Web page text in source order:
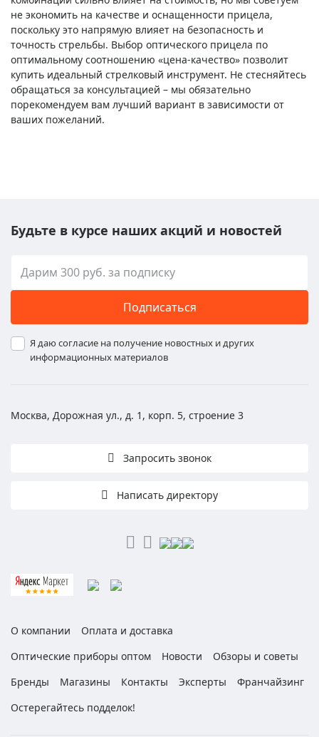
не экономить на качестве и оснащенности прицела,
поскольку это напрямую влияет на безопасность и
точность стрельбы. Выбор оптического прицела по
оптимальному соотношению «цена-качество» позволит
купить идеальный стрелковый инструмент. Не стесняйтесь
обращаться за консультацией – мы обязательно
порекомендуем вам лучший вариант в зависимости от
ваших пожеланий.
Будьте в курсе наших акций и новостей
Подписаться
Я даю согласие на получение новостных и других
информационных материалов
Москва, Дорожная ул., д. 1, корп. 5, строение 3
Запросить звонок
Написать директору
О компании
Оплата и доставка
Оптические приборы оптом
Новости
Обзоры и советы
Бренды
Магазины Контакты Эксперты
Франчайзинг
Остерегайтесь подделок!